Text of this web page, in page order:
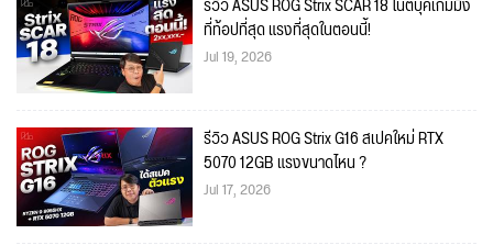
ที่ท้อปที่สุด แรงที่สุดในตอนนี้!
Jul 19, 2026
รีวิว ASUS ROG Strix G16 สเปคใหม่ RTX
5070 12GB แรงขนาดไหน ?
Jul 17, 2026